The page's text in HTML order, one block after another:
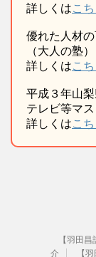
詳しくはこ
優れた人材
（大人の塾）
詳しくはこ
平成３年山
テレビ等マ
詳しくはこ
【羽田
介
【